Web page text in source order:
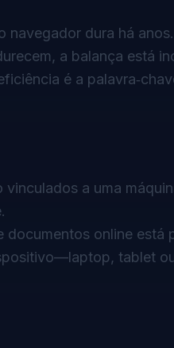
dura há
a balança está
é a
a uma
documentos online está
tablet